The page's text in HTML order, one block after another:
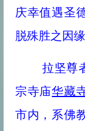
庆幸值遇圣
脱殊胜之因缘
拉坚尊者
宗寺庙华藏
市内，系佛